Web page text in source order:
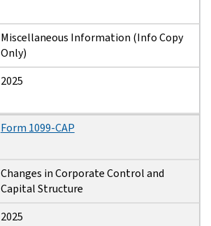
Miscellaneous Information (Info Copy
Only)
2025
Form 1099-CAP
Changes in Corporate Control and
Capital Structure
2025